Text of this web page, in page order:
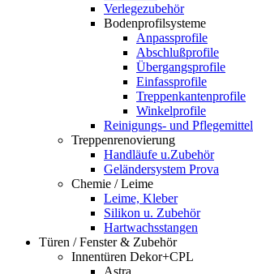
Verlegezubehör
Bodenprofilsysteme
Anpassprofile
Abschlußprofile
Übergangsprofile
Einfassprofile
Treppenkantenprofile
Winkelprofile
Reinigungs- und Pflegemittel
Treppenrenovierung
Handläufe u.Zubehör
Geländersystem Prova
Chemie / Leime
Leime, Kleber
Silikon u. Zubehör
Hartwachsstangen
Türen / Fenster & Zubehör
Innentüren Dekor+CPL